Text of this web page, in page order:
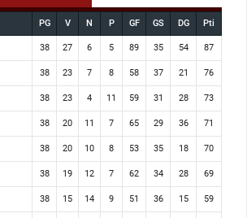
PG V N P GF GS DG Pti
38 27 6 5 89 35 54 87
38 23 7 8 58 37 21 76
38 23 4 11 59 31 28 73
38 20 11 7 65 29 36 71
38 20 10 8 53 35 18 70
38 19 12 7 62 34 28 69
38 15 14 9 51 36 15 59